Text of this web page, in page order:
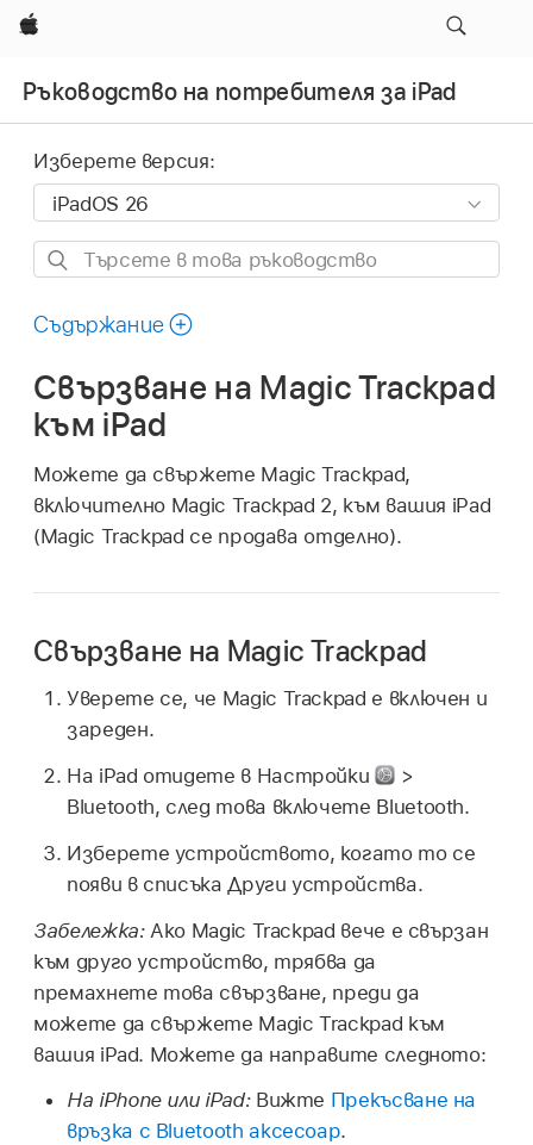
Apple
Ръководство на потребителя за iPad
Изберете версия:
Търсете
това
Съдържание
Свързване на Magic Trackpad
към iPad
Можете да свържете Magic Trackpad,
включително Magic Trackpad 2, към вашия iPad
(Magic Trackpad се продава отделно).
Свързване на Magic Trackpad
Уверете се, че Magic Trackpad е включен и
зареден.
На iPad отидете в Настройки
>
Bluetooth, след това включете Bluetooth.
Изберете устройството, когато то се
появи в списъка Други устройства.
Забележка: Ако Magic Trackpad вече е свързан
към друго устройство, трябва да
премахнете това свързване, преди да
можете да свържете Magic Trackpad към
вашия iPad. Можете да направите следното:
На iPhone или iPad:Вижте Прекъсване на
връзка с Bluetooth аксесоар.